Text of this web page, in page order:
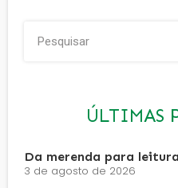
ÚLTIMAS
Da merenda para leitura
3 de agosto de 2026